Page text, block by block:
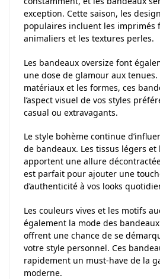
exception. Cette saison, les
populaires incluent les imprimés
animaliers et les textures perles.
Les bandeaux oversize font
une dose de glamour aux tenues.
matériaux et les formes, ces
l’aspect visuel de vos styles
casual ou extravagants.
Le style bohème continue
de bandeaux. Les tissus légers
apportent une allure
est parfait pour ajouter une
d’authenticité à vos looks
Les couleurs vives et les motifs
également la mode des
offrent une chance de se
votre style personnel. Ces
rapidement un must-have de la
moderne.